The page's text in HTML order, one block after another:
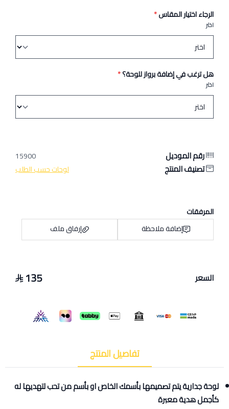
الرجاء اختيار المقاس*
اختر
هل ترغب في إضافة برواز للوحة؟*
اختر
رقم الموديل 15900
تصنيف المنتج لوحات حسب الطلب
المرفقات
إضافة ملاحظة
إرفاق ملف
السعر 135
تفاصيل المنتج
لوحة جدارية يتم تصميمها بأسمك الخاص او بأسم من تحب لتهديها له
كأجمل هدية معبرة